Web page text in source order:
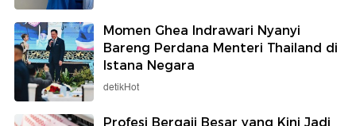
Momen Ghea Indrawari Nyanyi
Bareng Perdana Menteri Thailand di
Istana Negara
detikHot
Profesi Bergaji Besar yang Kini Jadi